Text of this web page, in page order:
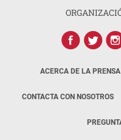
ACERCA DE LA PRENSA
CONTACTA CON NOSOTROS